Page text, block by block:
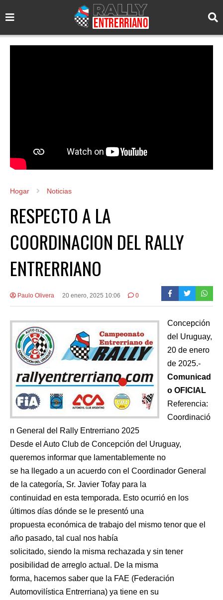
Hogar Noticias
RESPECTO A LA
COORDINACION DEL RALLY
ENTRERRIANO
Paulo Olivera 20 enero, 2025 10:06 0
Concepción
del Uruguay,
20 de enero
de 2025.-
Comunicad
o OFICIAL
Referencia:
Coordinació
n General del Rally Entrerriano 2025
Desde el Auto Club de Concepción del Uruguay,
queremos informar que lamentablemente no
se ha llegado a un acuerdo con el Coordinador General
de la categoría, Sr. Javier Tofay para la
continuidad en esta temporada. Esto ocurrió en los
últimos días dónde se le presentó una
propuesta económica de trabajo del mismo tenor que el
año pasado, tal cual nos había
solicitado, siendo la misma rechazada y sin tener
posibilidad de arreglo actual. De la misma
forma, hacemos saber que la FAE (Federación
Automovilística Entrerriana) ya tiene en su